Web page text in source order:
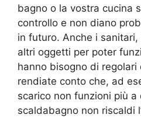
bagno o la vostra cucina
controllo e non diano
in futuro. Anche i
altri oggetti per poter
hanno bisogno di
rendiate conto che, ad
scarico non funzioni più
scaldabagno non riscaldi